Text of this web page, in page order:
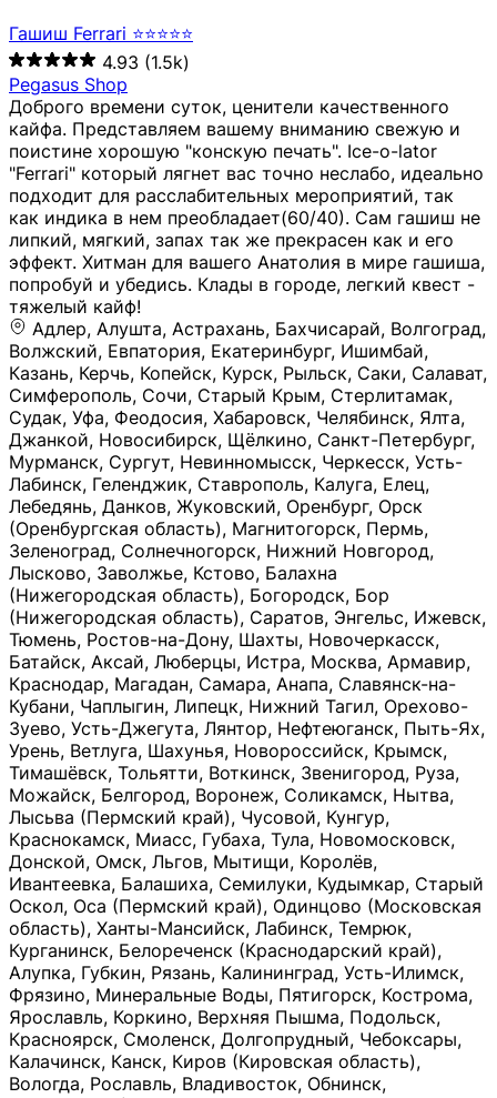
Гашиш Ferrari ⭐⭐⭐⭐⭐
4.93 (1.5k)
Pegasus Shop
Доброго времени суток, ценители качественного
кайфа. Представляем вашему вниманию свежую и
поистине хорошую "конскую печать". Ice-o-lator
"Ferrari" который лягнет вас точно неслабо, идеально
подходит для расслабительных мероприятий, так
как индика в нем преобладает(60/40). Сам гашиш не
липкий, мягкий, запах так же прекрасен как и его
эффект. Хитман для вашего Анатолия в мире гашиша,
попробуй и убедись. Клады в городе, легкий квест -
тяжелый кайф!
Адлер, Алушта, Астрахань, Бахчисарай, Волгоград, Волжский, Евпатория, Екатеринбург, Ишимбай, Казань, Керчь, Копейск, Курск, Рыльск, Саки, Салават, Симферополь, Сочи, Старый Крым, Стерлитамак, Судак, Уфа, Феодосия, Хабаровск, Челябинск, Ялта, Джанкой, Новосибирск, Щёлкино, Санкт-Петербург, Мурманск, Сургут, Невинномысск, Черкесск, Усть-Лабинск, Геленджик, Ставрополь, Калуга, Елец, Лебедянь, Данков, Жуковский, Оренбург, Орск (Оренбургская область), Магнитогорск, Пермь, Зеленоград, Солнечногорск, Нижний Новгород, Лысково, Заволжье, Кстово, Балахна (Нижегородская область), Богородск, Бор (Нижегородская область), Саратов, Энгельс, Ижевск, Тюмень, Ростов-на-Дону, Шахты, Новочеркасск, Батайск, Аксай, Люберцы, Истра, Москва, Армавир, Краснодар, Магадан, Самара, Анапа, Славянск-на-Кубани, Чаплыгин, Липецк, Нижний Тагил, Орехово-Зуево, Усть-Джегута, Лянтор, Нефтеюганск, Пыть-Ях, Урень, Ветлуга, Шахунья, Новороссийск, Крымск, Тимашёвск, Тольятти, Воткинск, Звенигород, Руза, Можайск, Белгород, Воронеж, Соликамск, Нытва, Лысьва (Пермский край), Чусовой, Кунгур, Краснокамск, Миасс, Губаха, Тула, Новомосковск, Донской, Омск, Льгов, Мытищи, Королёв, Ивантеевка, Балашиха, Семилуки, Кудымкар, Старый Оскол, Оса (Пермский край), Одинцово (Московская область), Ханты-Мансийск, Лабинск, Темрюк, Курганинск, Белореченск (Краснодарский край), Алупкa, Губкин, Рязань, Калининград, Усть-Илимск, Фрязино, Минеральные Воды, Пятигорск, Кострома, Ярославль, Коркино, Верхняя Пышма, Подольск, Красноярск, Смоленск, Долгопрудный, Чебоксары, Калачинск, Канск, Киров (Кировская область), Вологда, Рославль, Владивосток, Обнинск, Балабаново (Калужская область), Малоярославец, Брянск, Видное, Ярцево, Вязьма, Гагарин, Приволжск, Фурманов, Чайковский, Кинешма, Горячий Ключ, Улан-Удэ, Туймазы, Дюртюли, Альметьевск, Нефтекамск, Хадыженск, Апшеронск, Майкоп, Уссурийск, Ульяновск, Гатчина, Луга (Ленинградская область), Надым, Ногинск, Электросталь, Железнодорожный (Московская область), Бутурлиновка, Кириллов, Краснознаменск (Калиниградская область), Мышкин, Томмот, Холм, Абакан, Абдулино, Агидель, Агрыз, Адыгейск, Азнакаево, Алатырь, Алдан, Алейск, Александров, Александровск, Алексеевка (Белгородская обл.), Алексин, Амурск, Анадырь, Ангарск, Андреаполь, Анжеро-Судженск, Анива, Апатиты, Арамиль, Ардон, Арзамас, Аркадак, Арсеньев, Артём, Артёмовский, Архангельск, Асбест, Асино, Аткарск, Ахтубинск, Аша, Бабаево (Вологодская область), Бавлы (Республика Татарстан), Байкальск, Бакал, Баксан, Балаклава, Балаково (Саратовская область), Балашов (Саратовская область), Балтийск, Барабинск, Барнаул, Барыш (Ульяновская область), Бежецк, Белая Калитва (Ростовская область), Белебей, Белогорск (Крым), Белозерск, Белокуриха, Беломорск, Белоозёрский (Московская область), Белорецк (Республика Башкортостан), Кызыл, Белоярский (Ханты-Мансийский АО), Бердск, Березники (Пермский край), Берёзовский (Кемеровская область), Берёзовский (Свердловская область), Беслан, Бийск, Бикин, Билибино, Биробиджан, Благовещенск (Амурская область), Благовещенск (Башкортостан), Бобров, Богородицк, Боготол, Богучар, Бокситогорск (Ленинградская область), Бологое (Тверская область), Болхов, Большой Камень (Приморский край), Борисоглебск (Воронежская область), Боровичи (Новгородская область), Боровск, Бородино, Братск, Бронницы (Московская область), Бугульма (Республика Татарстан), Бугуруслан (Оренбургская область), Буинск, Буй, Буйнакск, Валдай, Валуйки, Велиж, Великие Луки, Великий Новгород, Великий Устюг, Вельск, Венёв, Верещагино, Верхнеуральск, Верхний Уфалей, Верхняя Салда, Верхняя Тура, Весьегонск, Вилючинск, Вихоревка, Вичуга, Владикавказ, Волгодонск, Волгореченск, Володарск, Волосово, Волчанск, Вольск, Воркута, Ворсма, Всеволожск (Ленинградская область), Вуктыл, Выкса, Высоковск, Высоцк, Вытегра, Вышний Волочёк, Вяземский, Вязники, Вятские Поляны, Нея, Шилка, Гаврилов Посад, Гаврилов-Ям, Гай, Галич, Гдов, Голицыно, Горно-Алтайск, Горнозаводск, Горняк, Городец, Гороховец, Гремячинск, Грозный, Грязи, Грязовец, Губкинский, Гуково, Гулькевичи, Гурьевск (Калининградская область), Гурьевск (Кемеровская область), Гусев, Гусь-Хрустальный, Давлеканово, Далматово, Дальнегорск, Дегтярск, Дедовск, Демидов, Дербент, Десногорск, Дзержинск, Дзержинский (Московская область), Дивногорск, Димитровград, Дмитровск, Дно, Добрянка, Долинск, Домодедово, Донецк (ДНР), Дорогобуж, Дрезна, Дубна, Дудинка, Духовщина, Дятьково, Егорьевск, Елабуга, Елизово, Ельня (Будет изменено название), Емва, Енисейск, Ермолино, Ершов, Ессентуки, Ефремов, Железноводск, Железногорск (Красноярский край), Железногорск (Курская область), Железногорск-Илимский, Жигулёвск, Жиздра, Жирновск, Жуков, Жуковка, Заводоуковск, Заволжск, Задонск, Заинск, Заозёрный, Заозёрск, Западная Двина, Заполярный, Зарайск, Заречный (Пензенская область), Заречный (Свердловская область), Заринск, Звенигово, Зверево, Зеленогорск ( Ленинградская обл. ), Зеленоградск, Зеленодольск, Зеленокумск, Зерноград, Зима, Змеиногорск, Зубцов, Ивангород, Иваново, Ивдель, Избербаш, Изобильный, Иланский, Инза, Инкерман, Инта, Ипатово, Искитим, Йошкар-Ола, Кадников, Калач, Калач-на-Дону, Калининск, Калтан, Калязин, Камбарка, Каменка (Пензенская область), Каменногорск (Ленинградская область), Каменск-Уральский, Каменск-Шахтинский, Камень-на-Оби, Камешково, Камышин, Канаш, Кандалакша, Карабаново, Карабаш, Карачаевск, Каргат, Каргополь, Карпинск, Карталы, Касимов, Касли, Каспийск, Катав-Ивановск, Катайск, Качканар, Кашин, Кашира, Кемерово, Кемь, Кизел, Кизилюрт, Кизляр, Кимовск, Кимры, Кингисепп, Кинель, Киреевск, Киренск, Киржач, Кириши, Кирово-Чепецк, Кировск (Ленинградская область), Кировск (Мурманская область), Кирсанов, Киселёвск, Кисловодск, Климовск, Клинцы, Княгинино, Ковдор, Ковров, Когалым, Козельск, Козьмодемьянск, Кола, Кологрив, Колпашево, Колпино, Кольчугино, Комсомольск, Комсомольск-на-Амуре, Конаково, Кондопога, Кондрово, Константиновск, Кораблино, Кореновск, Корсаков, Коряжма, Костерёво, Костомукша, Котельники, Котельниково, Котельнич, Котлас, Котовск, Кохма, Красноармейск (Московская область), Краснозаводск, Краснознаменск (Московская область), Краснокаменск, Краснослободск (Волгоградская область), Краснотурьинск, Красноуральск, Красный Сулин, Кремёнки, Кропоткин, Кубинка, Кувшиново (Тверская область), Кудрово, Кулебаки, Кумертау, Курлово, Куровское, Куртамыш, Курчатов, Куса, Кушва, Кыштым, Лабытнанги, Лагань, Лаишево (Республика Татарстан), Лакинск, Лангепас, Лахденпохья, Ленинск-Кузнецкий, Ленск (Республика Саха), Лермонтов (Ставропольский край), Лесозаводск (Приморский край), Лесосибирск, Ливны (Орловская область), Ликино-Дулёво, Липки (Тульская область), Лиски (Воронежская область), Лихославль, Лодейное Поле, Ломоносов (Санкт-Петербург), Лосино-Петровский, Лукоянов, Луховицы, Лыткарино, Любань (Ленинградская область), Любим, Людиново, Магас, Майский, Макаров, Малая Вишера, Малгобек, Мамадыш, Мамоново, Мантурово, Маркс, Махачкала, Мглин, Мегион, Медвежьегорск, Медногорск, Медынь, Меленки, Мелеуз, Менделеевск, Мещовск, Микунь, Миллерово, Минусинск, Миньяр, Мирный (Архангельская область), Мирный (Якутия), Михайловка (Город), Михайловск (Свердловская область), Михайловск (Ставропольский край), Могоча, Можга, Моздок, Мончегорск, Морозовск, Моршанск, Мосальск, Муравленко, Мурино, Муром, Мценск, Мыски, Набережные Челны, Навашино (Нижегородская область), Назарово (Красноярский край), Назрань, Нальчик, Наро-Фоминск, Нарткала, Нарьян-Мар, Находка, Невель (Псковская область), Невельск, Невьянск, Нелидово (Тверская область), Неман, Нерехта (Костромская область), Нерюнгри, Нестеров, Нефтегорск (Самарская область), Нефтекумск, Нижневартовск, Нижнекамск (Республика Татарстан), Нижнеудинск, Нижние Серги, Нижний Ломов, Нижняя Тура, Николаевск-на-Амуре, Никольск (Вологодская область), Никольск (Пензенская область), Новая Ладога, Новая Ляля, Новоалександровск, Новоалтайск, Нововоронеж, Новодвинск, Новозыбков, Новокубанск, Новокуйбышевск, Новомичуринск, Новопавловск, Новоржев, Новосокольники, Новотроицк, Новоульяновск, Новоуральск, Новохопёрск, Новочебоксарск, Новошахтинск, Новый Оскол, Новый Уренгой, Норильск, Нурлат, Нягань, Нязепетровск, Няндома, Облучье, Обоянь, Озёрск (Калининградская область), Озёрск (Челябинская область), Озёры, Октябрьск (Самарская область), Октябрьский (Башкортостан), Окуловка (Новгородская область), Оленегорск, Олонец, Онега, Опочка, Осинники, Осташков, Остров, Острогожск, Отрадный, Оха, Павлово, Павловск (Воронежская область), Павловск (Санкт-Петербург), Павловский Посад, Партизанск, Певек, Пенза, Первоуральск, Перевоз, Пересвет, Переславль-Залесский, Пестово (Новгородская область), Петрозаводск, Петропавловск-Камчатский, Печоры, Пикалёво, Пионерский, Питкяранта, Плавск, Плёс, Подпорожье, Покачи, Покров, Покровск, Полесск, Полысаево, Полярные Зори, Полярный, Поронайск, Порхов, Похвистнево, Почеп, Починок, Пошехонье, Правдинск, Приморск (Калининградская область), Приморско-Ахтарск, Приозерск, Прокопьевск, Протвино, Прохладный, Пугачёв, Пудож, Пустошка, Пушкино, Пущино, Пыталово, Радужный (Владимирская область), Радужный (Ханты-Мансийский АО), Райчихинск, Раменское, Рассказово, Ревда, Реж, Реутов, Родники, Россошь, Ростов (Ярославская обл.), Рошаль, Ртищево, Рубцовск, Рузаевка, Рыбинск, Рыбное, Ряжск, Салехард, Сальск, Саранск, Сарапул, Саров, Сасово, Сатка, Сафоново, Саяногорск, Саянск, Светлогорск, Светлоград, Светлый, Светогорск (Ленинградская область), Свободный, Себеж, Северобайкальск, Северодвинск, Североуральск, Сегежа, Семикаракорск, Сенгилей, Серафимович, Сергач, Сергиев Посад, Сердобск, Сертолово (Ленинградская область), Сестрорецк (Ленинградская область), Сибай, Скопин, Славгород, Сланцы, Слободской, Слюдянка, Собинка, Советск (Кировская область), Советск (Калининградская область), Советск (Тульская область), Советская Гавань, Советский (Ханты-Мансийский АО), Сокол (Вологодская область), Солигалич, Соль-Илецк, Сольцы, Сортавала, Сосенский, Сосновоборск, Сосновый Бор (Ленинградская область), Сосногорск, Спас-Клепики, Спасск-Рязанский, С